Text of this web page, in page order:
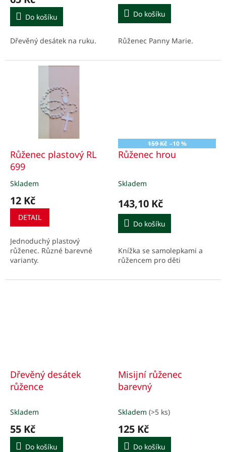
Do košíku
Dřevěný desátek na ruku.
je
5,0
z
hvězdiček.
Do košíku
Růženec Panny Marie.
Růženec plastový RL
699
Průměrné
hodnocení
produktu
5,0
5
hvězdiček.
Skladem
12 Kč
DETAIL
Jednoduchý plastový
růženec. Různé barevné
varianty.
159 Kč –10 %
Růženec hrou
Průměrné
produktu
je
3,0
z
hvězdiček.
Skladem
143,10 Kč
Do košíku
Knížka se samolepkami a
růžencem pro děti
Dřevěný desátek
růžence
Skladem
55 Kč
Do košíku
Misijní růženec
barevný
Skladem (>5 ks)
125 Kč
Do košíku